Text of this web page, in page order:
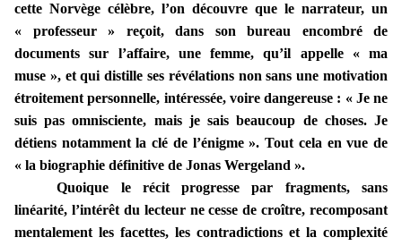
cette Norvège célèbre, l’on découvre que le narrateur, un
« professeur » reçoit, dans son bureau encombré de
documents sur l’affaire, une femme, qu’il appelle « ma
muse », et qui distille ses révélations non sans une motivation
étroitement personnelle, intéressée, voire dangereuse : « Je ne
suis pas omnisciente, mais je sais beaucoup de choses. Je
détiens notamment la clé de l’énigme ». Tout cela en vue de
« la biographie définitive de Jonas Wergeland ».
Quoique le récit progresse par fragments, sans
linéarité, l’intérêt du lecteur ne cesse de croître, recomposant
mentalement les facettes, les contradictions et la complexité